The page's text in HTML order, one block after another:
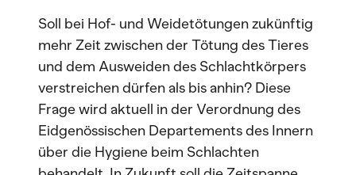
Soll bei Hof- und Weidetötungen zukünftig
mehr Zeit zwischen der Tötung des Tieres
und dem Ausweiden des Schlachtkörpers
verstreichen dürfen als bis anhin? Diese
Frage wird aktuell in der Verordnung des
Eidgenössischen Departements des Innern
über die Hygiene beim Schlachten